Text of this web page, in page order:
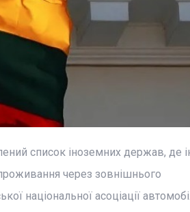
список іноземних держав, де
через зовнішнього
національної асоціації